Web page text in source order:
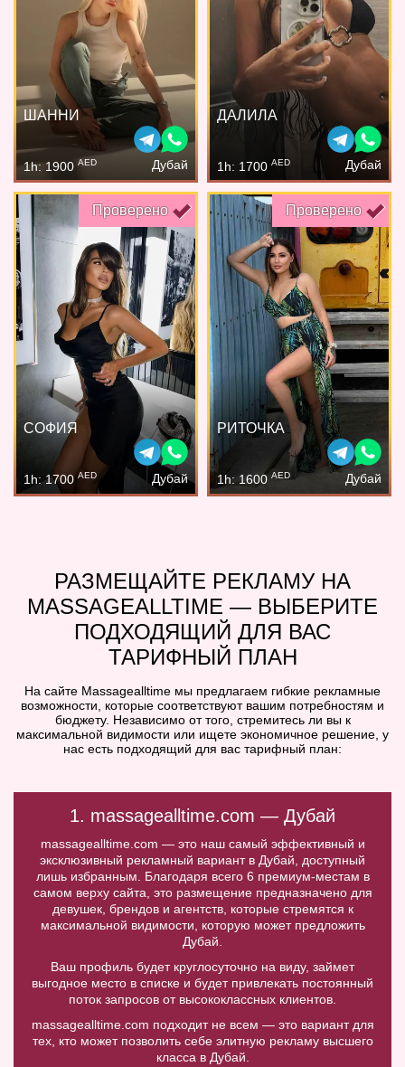
ШАННИ
1h: 1900 AED Дубай
ДАЛИЛА
1h: 1700 AED Дубай
Проверено
СОФИЯ
1h: 1700 AED Дубай
Проверено
РИТОЧКА
1h: 1600 AED Дубай
РАЗМЕЩАЙТЕ РЕКЛАМУ НА
MASSAGEALLTIME — ВЫБЕРИТЕ
ПОДХОДЯЩИЙ ДЛЯ ВАС
ТАРИФНЫЙ ПЛАН
На сайте Massagealltime мы предлагаем гибкие рекламные
возможности, которые соответствуют вашим потребностям и
бюджету. Независимо от того, стремитесь ли вы к
максимальной видимости или ищете экономичное решение, у
нас есть подходящий для вас тарифный план:
1. massagealltime.com — Дубай
massagealltime.com — это наш самый эффективный и
эксклюзивный рекламный вариант в Дубай, доступный
лишь избранным. Благодаря всего 6 премиум-местам в
самом верху сайта, это размещение предназначено для
девушек, брендов и агентств, которые стремятся к
максимальной видимости, которую может предложить
Дубай.
Ваш профиль будет круглосуточно на виду, займет
выгодное место в списке и будет привлекать постоянный
поток запросов от высококлассных клиентов.
massagealltime.com подходит не всем — это вариант для
тех, кто может позволить себе элитную рекламу высшего
класса в Дубай.